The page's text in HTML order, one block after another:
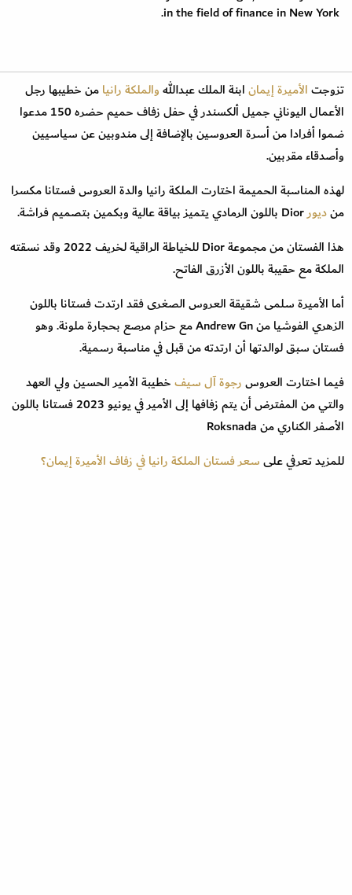
in the field of finance in New York.
تزوجتالأميرة إيمانابنة الملك عبداللهوالملكة رانيامن خطيبها رجل
الأعمال اليوناني جميل ألكسندر في حفل زفاف حميم حضره 150 مدعوا
ضموا أفرادا من أسرة العروسين بالإضافة إلى مندوبين عن سياسيين
وأصدقاء مقربين.
لهذه المناسبة الحميمة اختارت الملكة رانيا والدة العروس فستانا مكسرا
منديورDior باللون الرمادي يتميز بياقة عالية وبكمين بتصميم فراشة.
هذا الفستان من مجموعة Dior للخياطة الراقية لخريف 2022 وقد نسقته
الملكة مع حقيبة باللون الأزرق الفاتح.
أما الأميرة سلمى شقيقة العروس الصغرى فقد ارتدت فستانا باللون
الزهري الفوشيا من Andrew Gn مع حزام مرصع بحجارة ملونة. وهو
فستان سبق لوالدتها أن ارتدته من قبل في مناسبة رسمية.
فيما اختارت العروسرجوة آل سيفخطيبة الأمير الحسين ولي العهد
والتي من المفترض أن يتم زفافها إلى الأمير في يونيو 2023 فستانا باللون
الأصفر الكناري من Roksnada
للمزيد تعرفي علىسعر فستان الملكة رانيا في زفاف الأميرة إيمان؟